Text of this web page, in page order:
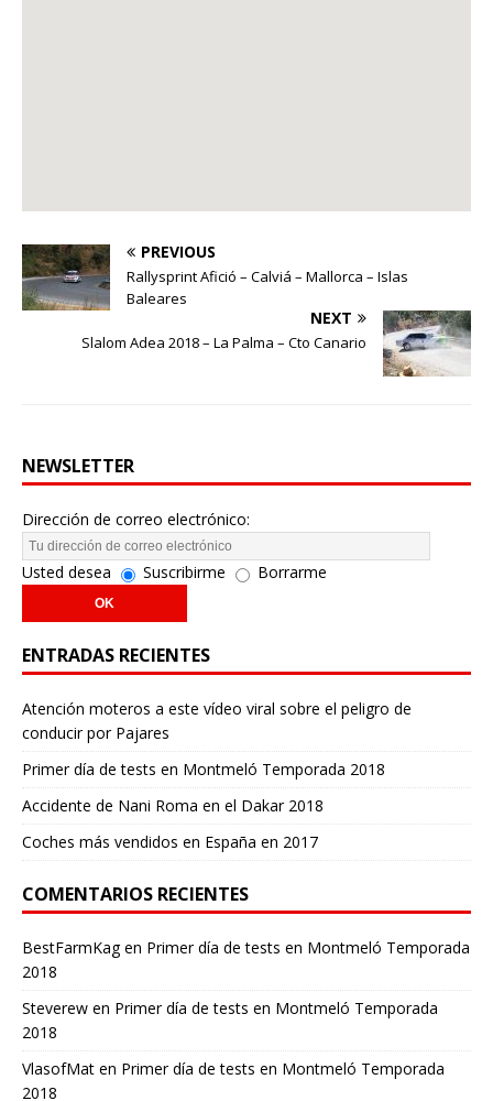
PREVIOUS
Rallysprint Afició – Calviá – Mallorca – Islas
Baleares
NEXT
Slalom Adea 2018 – La Palma – Cto Canario
NEWSLETTER
Dirección de correo electrónico:
Usted desea Suscribirme Borrarme
ENTRADAS RECIENTES
Atención moteros a este vídeo viral sobre el peligro de
conducir por Pajares
Primer día de tests en Montmeló Temporada 2018
Accidente de Nani Roma en el Dakar 2018
Coches más vendidos en España en 2017
COMENTARIOS RECIENTES
BestFarmKagen Primer día de tests en Montmeló Temporada
2018
Steverew en Primer día de tests en Montmeló Temporada
2018
VlasofMat en Primer día de tests en Montmeló Temporada
2018